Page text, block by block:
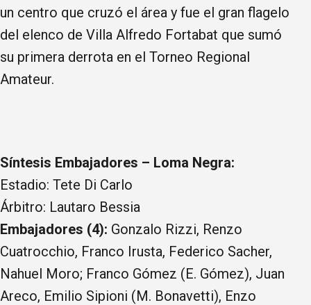
un centro que cruzó el área y fue el gran flagelo
del elenco de Villa Alfredo Fortabat que sumó
su primera derrota en el Torneo Regional
Amateur.
Síntesis Embajadores – Loma Negra:
Estadio: Tete Di Carlo
Árbitro: Lautaro Bessia
Embajadores (4): Gonzalo Rizzi, Renzo
Cuatrocchio, Franco Irusta, Federico Sacher,
Nahuel Moro; Franco Gómez (E. Gómez), Juan
Areco, Emilio Sipioni (M. Bonavetti), Enzo